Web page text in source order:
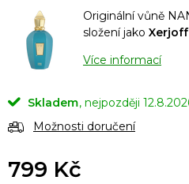
Originální vůně
složení jako Xerjoff
Více informací
Skladem
Možnosti doručení
799 Kč